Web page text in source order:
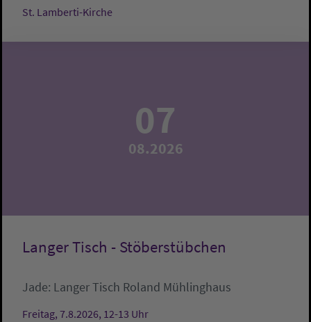
St. Lamberti-Kirche
07
08.2026
Langer Tisch - Stöberstübchen
Jade: Langer Tisch Roland Mühlinghaus
Freitag, 7.8.2026, 12-13 Uhr